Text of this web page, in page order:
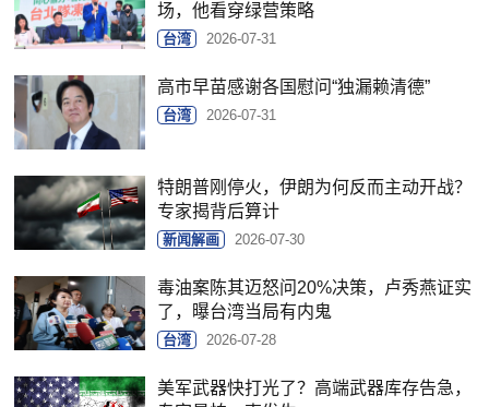
场，他看穿绿营策略
台湾 2026-07-31
高市早苗感谢各国慰问“独漏赖清德”
台湾 2026-07-31
特朗普刚停火，伊朗为何反而主动开战？
专家揭背后算计
新闻解画 2026-07-30
毒油案陈其迈怒问20%决策，卢秀燕证实
了，曝台湾当局有内鬼
台湾 2026-07-28
美军武器快打光了？高端武器库存告急，